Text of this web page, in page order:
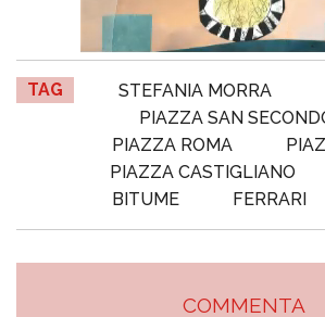
TAG STEFANIA MORRA
PIAZZA SAN
PIAZZA ROMA
PIAZZA CASTIGLIANO
BITUME
FERRARI
COMMENTA